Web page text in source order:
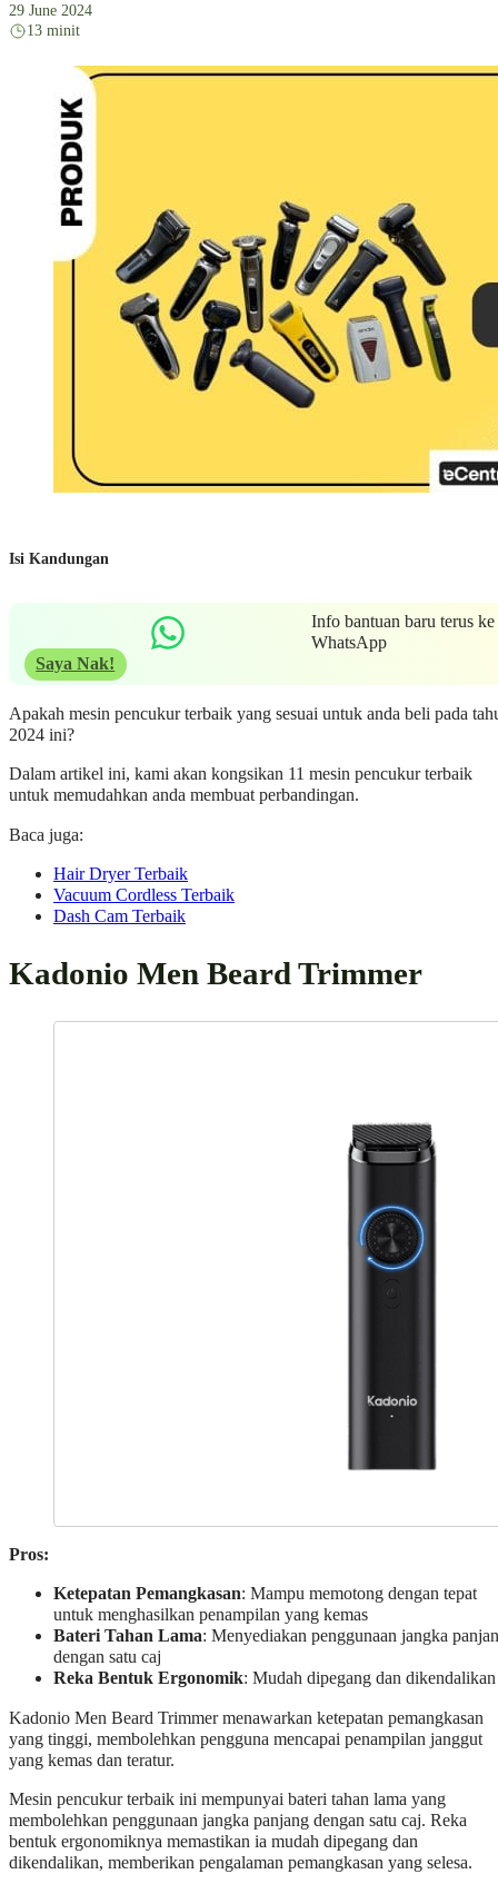
29 June 2024
13 minit
Isi Kandungan
Info bantuan baru terus ke
WhatsApp
Saya Nak!
Apakah mesin pencukur terbaik yang sesuai untuk anda beli pada
2024 ini?
Dalam artikel ini, kami akan kongsikan 11 mesin pencukur terbaik
untuk memudahkan anda membuat perbandingan.
Baca juga:
Hair Dryer Terbaik
Vacuum Cordless Terbaik
Dash Cam Terbaik
Kadonio Men Beard Trimmer
Pros:
Ketepatan Pemangkasan: Mampu memotong dengan tepat
untuk menghasilkan penampilan yang kemas
Bateri Tahan Lama: Menyediakan penggunaan jangka
dengan satu caj
Reka Bentuk Ergonomik: Mudah dipegang dan dikendalikan
Kadonio Men Beard Trimmer menawarkan ketepatan pemangkasan
yang tinggi, membolehkan pengguna mencapai penampilan janggut
yang kemas dan teratur.
Mesin pencukur terbaik ini mempunyai bateri tahan lama yang
membolehkan penggunaan jangka panjang dengan satu caj. Reka
bentuk ergonomiknya memastikan ia mudah dipegang dan
dikendalikan, memberikan pengalaman pemangkasan yang selesa.